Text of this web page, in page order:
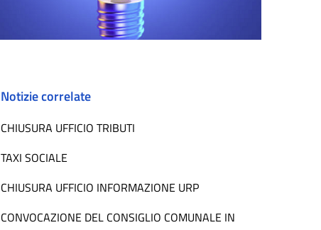
Notizie correlate
CHIUSURA UFFICIO TRIBUTI
TAXI SOCIALE
CHIUSURA UFFICIO INFORMAZIONE URP
CONVOCAZIONE DEL CONSIGLIO COMUNALE IN